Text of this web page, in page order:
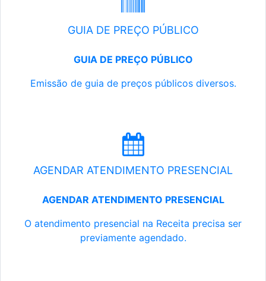
GUIA DE PREÇO PÚBLICO
GUIA DE PREÇO PÚBLICO
Emissão de guia de preços públicos diversos.
AGENDAR ATENDIMENTO PRESENCIAL
AGENDAR ATENDIMENTO PRESENCIAL
O atendimento presencial na Receita precisa ser
previamente agendado.